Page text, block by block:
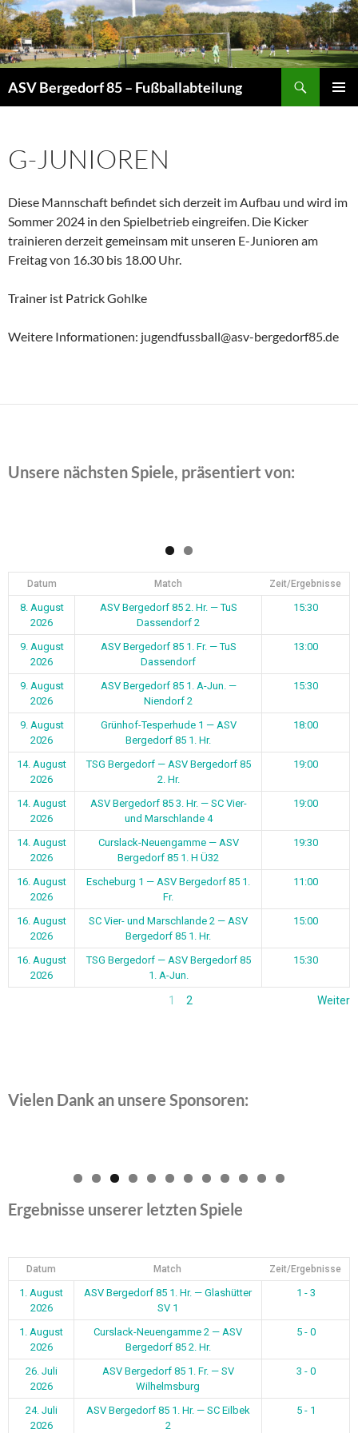
Zum
Inhalt
springen
ASV Bergedorf 85 – Fußballabteilung
G-JUNIOREN
Diese Mannschaft befindet sich derzeit im Aufbau und wird im
Sommer 2024 in den Spielbetrieb eingreifen. Die Kicker
trainieren derzeit gemeinsam mit unseren E-Junioren am
Freitag von 16.30 bis 18.00 Uhr.
Trainer ist Patrick Gohlke
Weitere Informationen: jugendfussball@asv-bergedorf85.de
Unsere nächsten Spiele, präsentiert von:
Datum Match Zeit/Ergebnisse
8. August
2026
ASV Bergedorf 85 2. Hr. — TuS
Dassendorf 2
15:30
9. August
2026
ASV Bergedorf 85 1. Fr. — TuS
Dassendorf
13:00
9. August
2026
ASV Bergedorf 85 1. A-Jun. —
Niendorf 2
15:30
9. August
2026
Grünhof-Tesperhude 1 — ASV
Bergedorf 85 1. Hr.
18:00
14. August
2026
TSG Bergedorf — ASV Bergedorf 85
2. Hr.
19:00
14. August
2026
ASV Bergedorf 85 3. Hr. — SC Vier-
und Marschlande 4
19:00
14. August
2026
Curslack-Neuengamme — ASV
Bergedorf 85 1. H Ü32
19:30
16. August
2026
Escheburg 1 — ASV Bergedorf 85 1.
Fr.
11:00
16. August
2026
SC Vier- und Marschlande 2 — ASV
Bergedorf 85 1. Hr.
15:00
16. August
2026
TSG Bergedorf — ASV Bergedorf 85
1. A-Jun.
15:30
1 2 Weiter
Vielen Dank an unsere Sponsoren:
0 1 2
Ergebnisse unserer letzten Spiele
Datum Match Zeit/Ergebnisse
1. August
2026
ASV Bergedorf 85 1. Hr. — Glashütter
SV 1
1 - 3
1. August
2026
Curslack-Neuengamme 2 — ASV
Bergedorf 85 2. Hr.
5 - 0
26. Juli
2026
ASV Bergedorf 85 1. Fr. — SV
Wilhelmsburg
3 - 0
24. Juli
2026
ASV Bergedorf 85 1. Hr. — SC Eilbek
2
5 - 1